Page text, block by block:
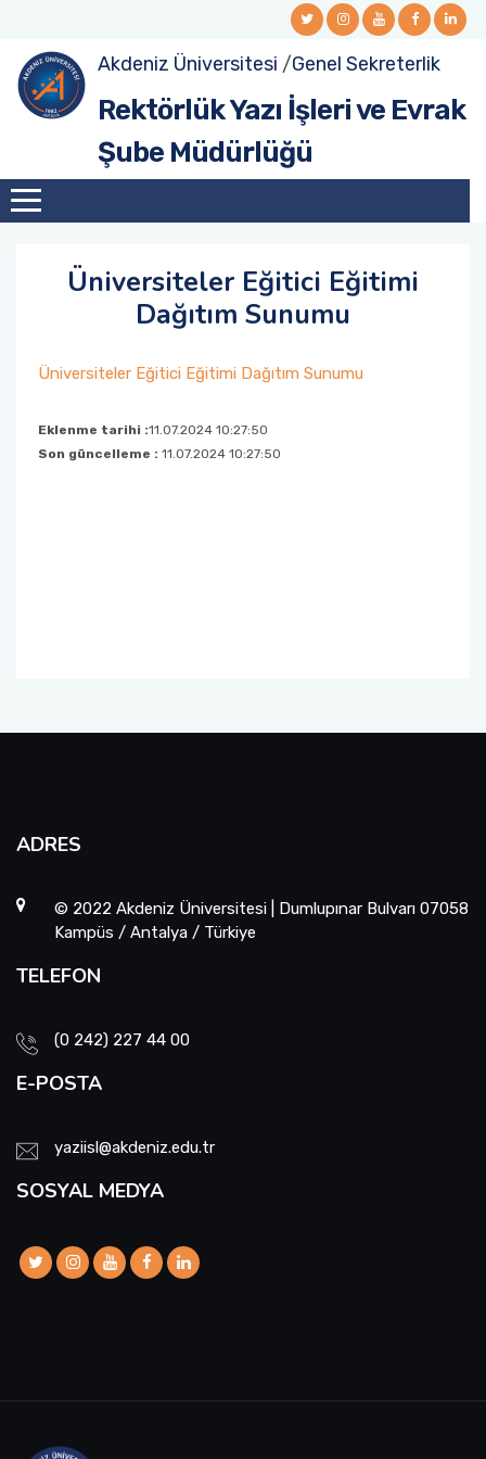
Akdeniz Üniversitesi /Genel Sekreterlik
Rektörlük Yazı İşleri ve Evrak
Şube Müdürlüğü
Üniversiteler Eğitici Eğitimi
Dağıtım Sunumu
Üniversiteler Eğitici Eğitimi Dağıtım Sunumu
Eklenme tarihi :11.07.2024 10:27:50
Son güncelleme : 11.07.2024 10:27:50
ADRES
© 2022 Akdeniz Üniversitesi | Dumlupınar Bulvarı 07058
Kampüs / Antalya / Türkiye
TELEFON
(0 242) 227 44 00
E-POSTA
yaziisl@akdeniz.edu.tr
SOSYAL MEDYA
Personelimiz
Görev Yetki ve Sorumluluklarımız
Organizasyon Şeması
Kalite Komisyonu